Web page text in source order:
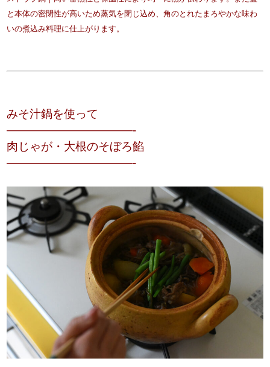
と本体の密閉性が高いため蒸気を閉じ込め、角のとれたまろやかな味わ
いの煮込み料理に仕上がります。
みそ汁鍋を使って
———————————-
肉じゃが・大根のそぼろ餡
———————————-